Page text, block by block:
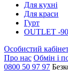
Для кухні
Для краси
Гурт
OUTLET -
Особистий
Про нас Обмін і
0800 50 97 97